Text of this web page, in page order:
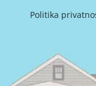
Politika